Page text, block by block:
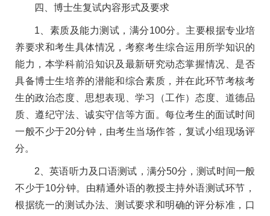
四、博士生复试内容形式及要求
1、素质及能力测试，满分100分。主要根据专业培
养要求和考生具体情况，考察考生综合运用所学知识的
能力，本学科前沿知识及最新研究动态掌握情况、是否
具备博士生培养的潜能和综合素质，并在此环节考核考
生的政治态度、思想表现、学习（工作）态度、道德品
质、遵纪守法、诚实守信等方面。每位考生的面试时间
一般不少于20分钟，由考生当场作答，复试小组现场评
分。
2、英语听力及口语测试，满分50分，测试时间一般
不少于10分钟。由精通外语的教授主持外语测试环节，
根据统一的测试办法、测试要求和明确的评分标准，口